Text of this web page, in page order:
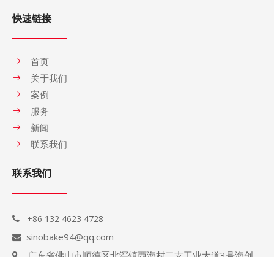
快速链接
首页
关于我们
案例
服务
新闻
联系我们
联系我们
 +86 132 4623 4728
 sinobake94@qq.com